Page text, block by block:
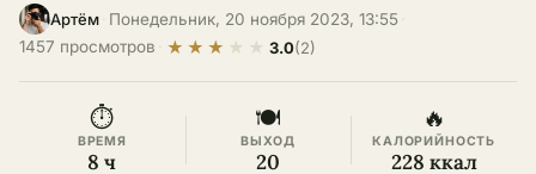
Артём Понедельник, 20 ноября 2023, 13:55
1457 просмотров
★ ★ ★ ★ ★ 3.0(2)
⏱
ВРЕМЯ
8 ч
🍽
ВЫХОД
20
🔥
КАЛОРИЙНОСТЬ
228 ккал